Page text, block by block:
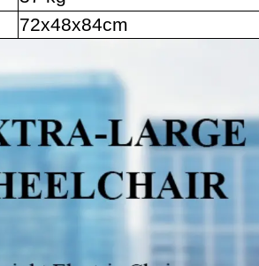
72x48x84cm